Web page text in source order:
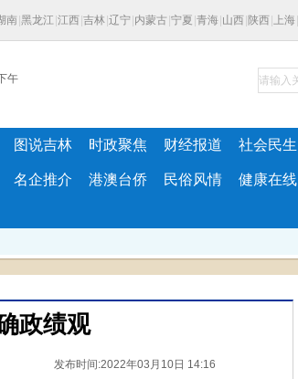
南 黑龙江 江西 吉林 辽宁 内蒙古 宁夏 青海 山西 陕西 上海
午
图说吉林 时政聚焦 财经报道 社会民生
名企推介 港澳台侨 民俗风情 健康在线
政绩观
发布时间:2022年03月10日 14:16